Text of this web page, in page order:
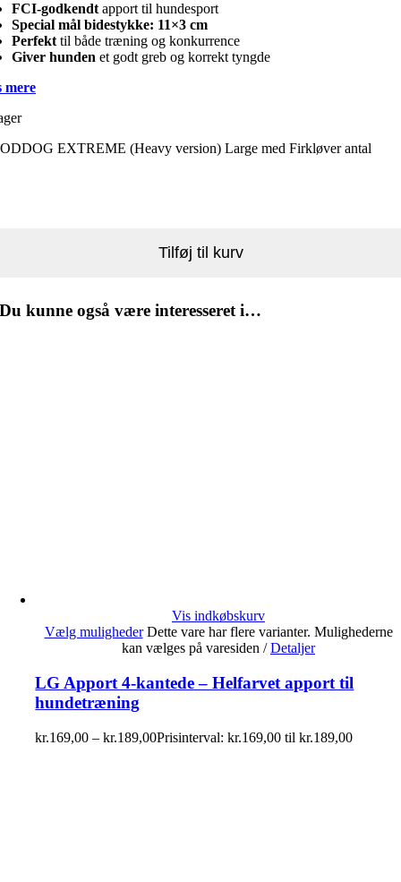
FCI-godkendt apport til hundesport
Special mål bidestykke: 11×3 cm
Perfekt til både træning og konkurrence
Giver hunden et godt greb og korrekt tyngde
mere
EXTREME (Heavy version) Large med Firkløver antal
Tilføj til kurv
Du kunne også være interesseret i…
Vis indkøbskurv
Vælg muligheder Dette vare har flere varianter. Mulighederne
kan vælges på varesiden / Detaljer
LG Apport 4-kantede – Helfarvet apport til
hundetræning
kr.169,00 – kr.189,00Prisinterval: kr.169,00 til kr.189,00